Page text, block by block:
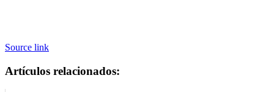
Source link
Artículos relacionados: